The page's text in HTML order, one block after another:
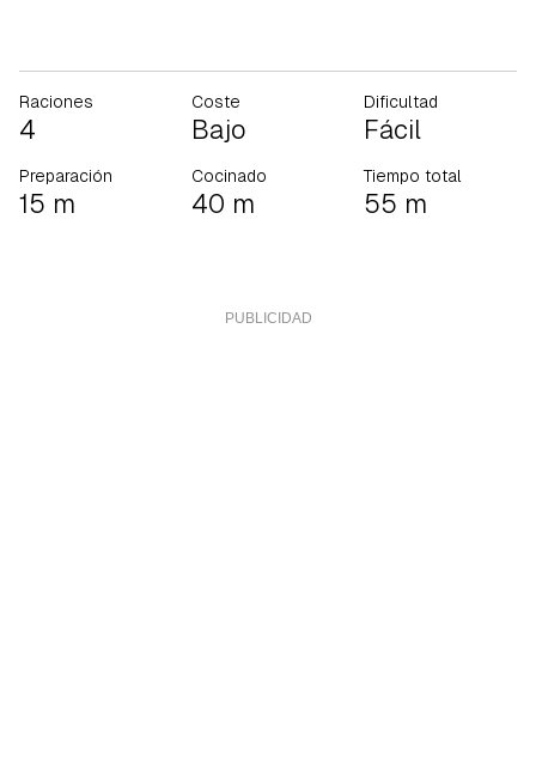
Raciones
4
Coste
Bajo
Dificultad
Fácil
Preparación
15 m
Cocinado
40 m
Tiempo total
55 m